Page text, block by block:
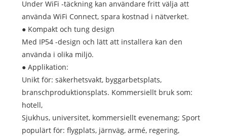
Under WiFi -täckning kan användare fritt välja att
använda WiFi Connect, spara kostnad i nätverket.
● Kompakt och tung design
Med IP54 -design och lätt att installera kan den
använda i olika miljö.
● Applikation:
Unikt för: säkerhetsvakt, byggarbetsplats,
branschproduktionsplats. Kommersiellt bruk som:
hotell,
Sjukhus, universitet, kommersiellt evenemang; Sport
populärt för: flygplats, järnväg, armé, regering,